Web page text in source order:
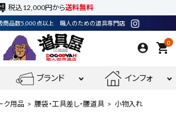
税込12,000円から送料無料
商品数5,000点以上 職人のための道具専門店
0
shopping_cart
ブランド インフォ
ク用品 腰袋・工具差し・腰道具
小物入れ